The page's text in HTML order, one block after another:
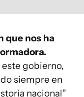
que nos ha
gobierno,
siempre en
nacional”